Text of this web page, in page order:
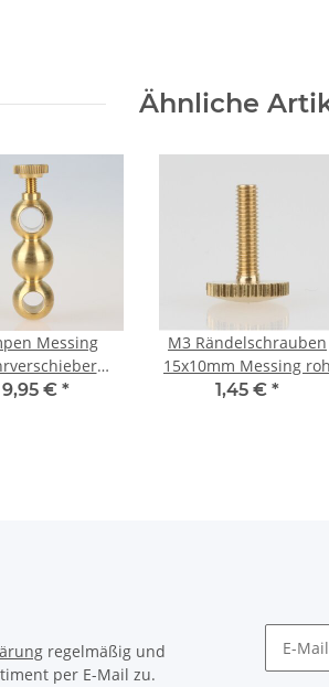
Ähnliche
Messing
mit
9,95 € *
M3 Rändelschrauben
15x10mm Messing roh
1,45 € *
regelmäßig und
per E-Mail zu.